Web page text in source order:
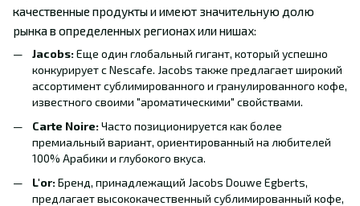
качественные продукты и имеют значительную долю
рынка в определенных регионах или нишах:
Jacobs:Еще один глобальный гигант, который успешно
конкурирует с Nescafe. Jacobs также предлагает широкий
ассортимент сублимированного и гранулированного кофе,
известного своими "ароматическими" свойствами.
Carte Noire:Часто позиционируется как более
премиальный вариант, ориентированный на любителей
100% Арабики и глубокого вкуса.
L'or:Бренд, принадлежащий Jacobs Douwe Egberts,
предлагает высококачественный сублимированный кофе,